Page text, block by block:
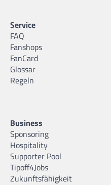
Service
FAQ
Fanshops
FanCard
Glossar
Regeln
Business
Sponsoring
Hospitality
Supporter Pool
Tipoff4Jobs
Zukunftsfähigkeit